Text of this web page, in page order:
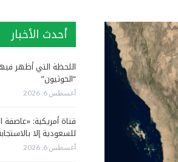
أحدث الأخبار
اللحظة التي أظهر
“الحوثيون”
أغسطس 6, 2026
قناة أمريكية: «عاصفة
للسعودية إلا
أغسطس 6, 2026